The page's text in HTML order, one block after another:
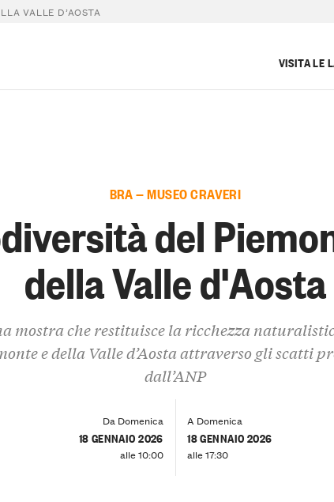
VALLE D’AOSTA
VISITA LE
BRA — MUSEO CRAVERI
del
della Valle d'Aosta
mostra che restituisce la ricchezza
e della Valle d’Aosta attraverso gli scatti
dall’ANP
Da Domenica
18 GENNAIO 2026
alle 10:00
A Domenica
18 GENNAIO 2026
alle 17:30